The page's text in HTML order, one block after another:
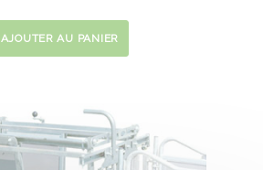
AJOUTER AU PANIER